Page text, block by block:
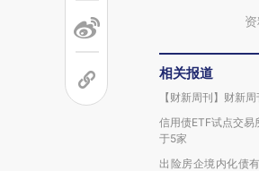
相关报道
【财新周刊】财新
信用债ETF试点交
于5家
出险房企境内化债